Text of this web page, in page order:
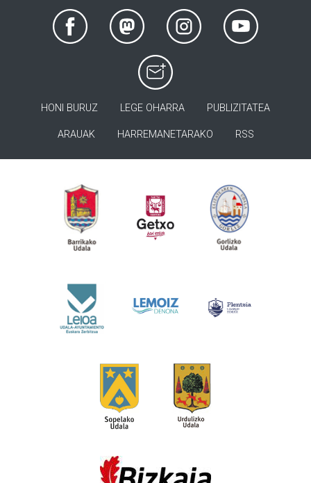
HONI BURUZ LEGE OHARRA PUBLIZITATEA
ARAUAK HARREMANETARAKO RSS